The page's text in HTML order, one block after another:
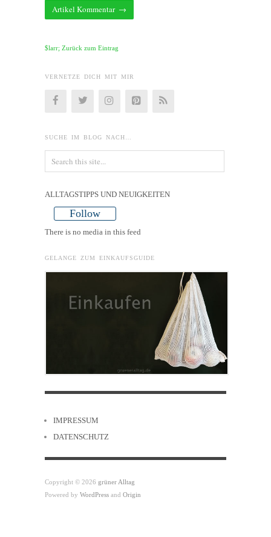
$larr; Zurück zum Eintrag
VERNETZE DICH MIT MIR
SUCHE IM BLOG NACH…
ALLTAGSTIPPS UND NEUIGKEITEN
Follow
There is no media in this feed
GELANGE ZUM EINKAUFSGUIDE
IMPRESSUM
DATENSCHUTZ
Copyright © 2026 grüner Alltag
Powered by WordPress and Origin